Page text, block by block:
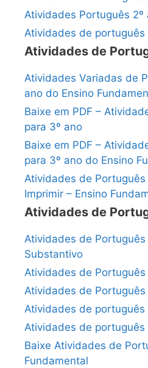
Atividades Português 2º
Atividades de português
Atividades de
Atividades Variadas de
ano do Ensino
Baixe em PDF –
para 3º ano
Baixe em PDF –
para 3º ano do Ensino
Atividades de Português
Imprimir – Ensino
Atividades de
Atividades de Português
Substantivo
Atividades de
Atividades de Português
Atividades de
Atividades de português
Baixe Atividades de
Fundamental